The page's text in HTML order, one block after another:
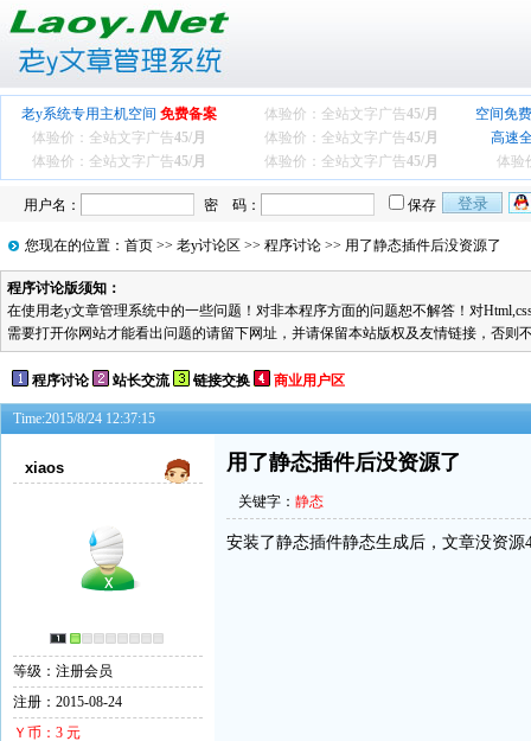
老y系统专用主机空间 免费备案 体验价：全站文字广告45/月
空间免
体验价：全站文字广告45/月 体验价：全站文字广告45/月
高速
体验价：全站文字广告45/月 体验价：全站文字广告45/月 体验
用户名： 密 码： 保存
您现在的位置： 首页 >> 老y讨论区 >> 程序讨论 >> 用了静态插件后没资源了
程序讨论版须知：
在使用老y文章管理系统中的一些问题！对非本程序方面的问题恕不解答！对
需要打开你网站才能看出问题的请留下网址，并请保留本站版权及友情链接，否则
程序讨论 站长交流 链接交换 商业用户区
Time:2015/8/24 12:37:15
xiaos
等级：注册会员
注册：2015-08-24
Ｙ币：3 元
用了静态插件后没资源了
关键字： 静态
安装了静态插件静态生成后，文章没资